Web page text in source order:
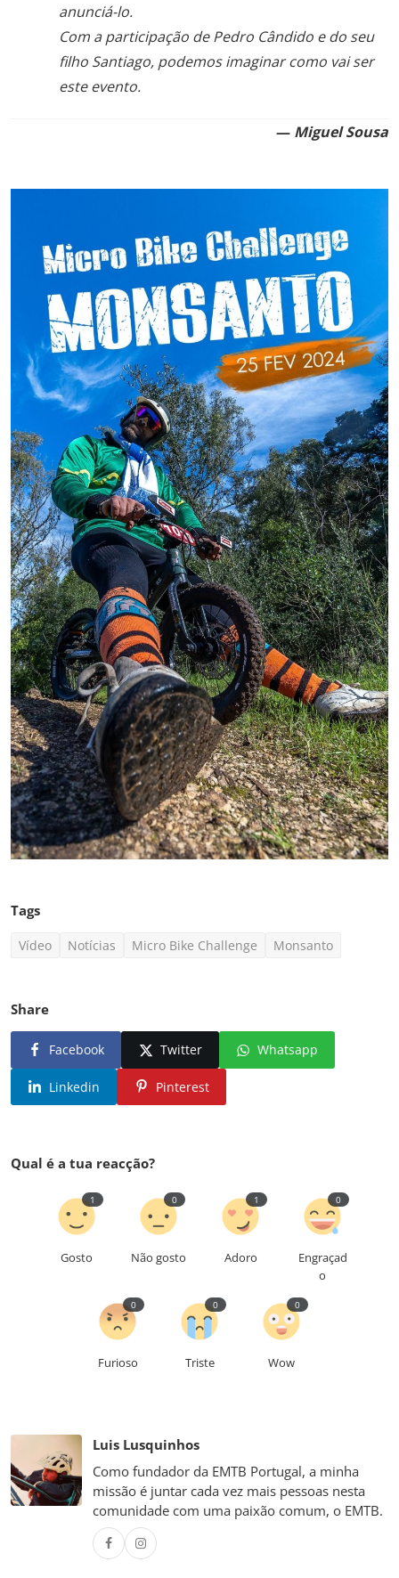
anunciá-lo.
Com a participação de Pedro Cândido e do seu
filho Santiago, podemos imaginar como vai ser
este evento.
— Miguel Sousa
Tags
Vídeo Notícias Micro Bike Challenge Monsanto
Share
Facebook Twitter Whatsapp
Linkedin Pinterest
Qual é a tua reacção?
Gosto
1
Não gosto
0
Adoro
1
Engraçad
o
0
Furioso
0
Triste
0
Wow
0
Luis Lusquinhos
Como fundador da EMTB Portugal, a minha
missão é juntar cada vez mais pessoas nesta
comunidade com uma paixão comum, o EMTB.